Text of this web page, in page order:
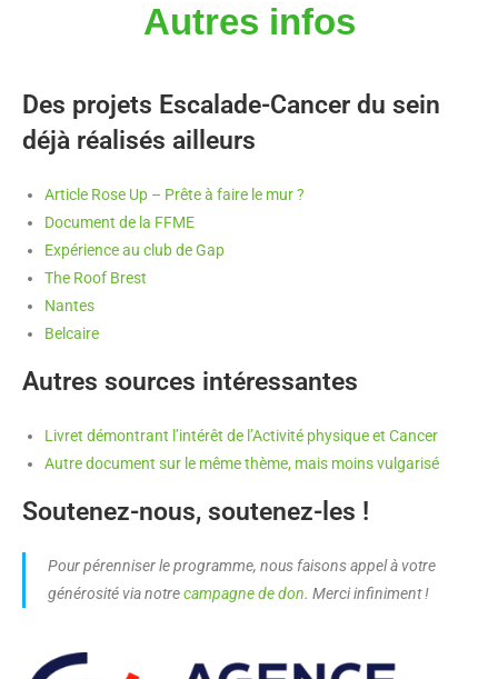
Autres infos
Des projets Escalade-Cancer du sein
déjà réalisés ailleurs
Article Rose Up – Prête à faire le mur ?
Document de la FFME
Expérience au club de Gap
The Roof Brest
Nantes
Belcaire
Autres sources intéressantes
Livret démontrant l’intérêt de l’Activité physique et Cancer
Autre document sur le même thème, mais moins vulgarisé
Soutenez-nous, soutenez-les !
Pour pérenniser le programme, nous faisons appel à votre
générosité via notrecampagne de don. Merci infiniment !